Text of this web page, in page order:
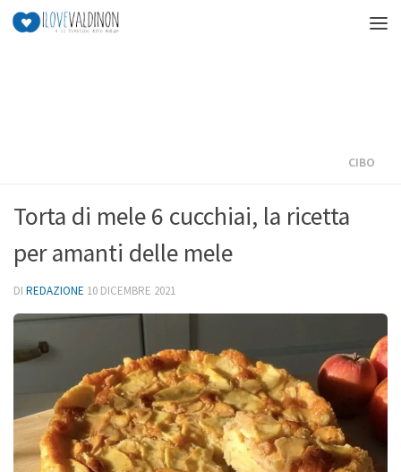
Salta al contenuto
CIBO
Torta di mele 6 cucchiai, la ricetta
per amanti delle mele
DI REDAZIONE 10 DICEMBRE 2021